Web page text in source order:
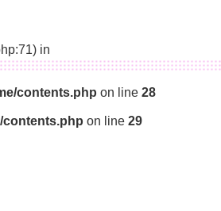
in
contents.php on line 28
contents.php on line 29